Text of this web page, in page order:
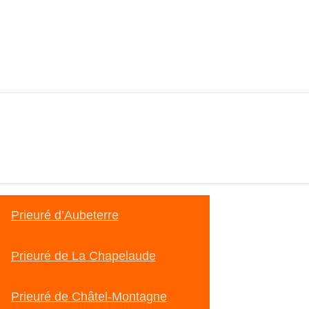
Prieuré d’Aubeterre
Prieuré de La Chapelaude
Prieuré de Châtel-Montagne